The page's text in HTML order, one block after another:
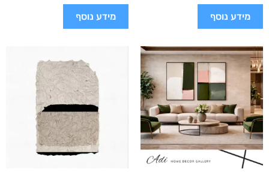
מידע נוסף מידע נוסף